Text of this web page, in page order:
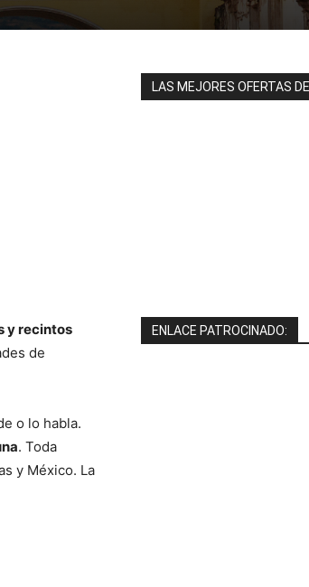
y recintos
de
o lo habla.
. Toda
y México. La
LAS MEJORES OFERTAS
ENLACE PATROCINADO: